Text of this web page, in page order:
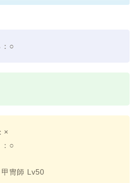
○
×
○
甲冑師 Lv50